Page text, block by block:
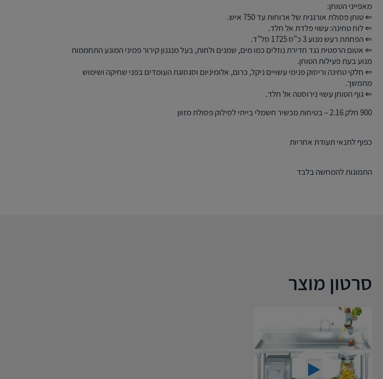
מאפייני הטוחן:
⇐ טוחן פסולת אורגנית של ארוחות עד 750 איש.
⇐ לוח טחינה: עשוי פלדת אל חלד.
⇐ הפחתת רעש מנוע 3 כ”ס 1725 סל”ד.
⇐ אטום הרמטית נגד חדירת נוזלים כמו מים, שמנים ולחות, בעל מנגנון קירור פמיני המונע התחממות
מנוע בעת פעילות הטוחן.
⇐ חלקי טחינה וריסוק פנימי עשויים ניקל, כרום, אלומיניום וסגסוגת העומדים בפני שחיקה ושימוש
מתמשך.
⇐ גוף הטוחן עשוי נירוסטה אל חלד.
900 חלק 2.16 – בטיחות מכשיר חשמלי בייתי לסילוק פסולת מזוון
כפוף לתנאי תעודת אחריות
התמונות להמחשה בלבד
סרטון מוצר